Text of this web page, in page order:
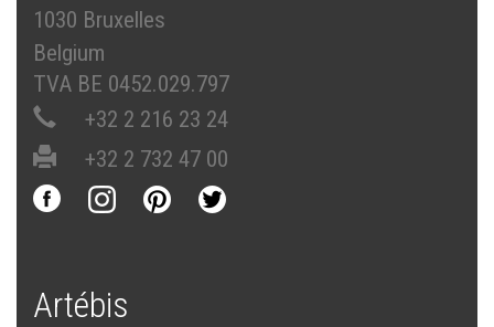
1030 Bruxelles
Belgium
TVA BE 0452.029.797
+32 2 216 23 24
+32 2 732 47 00
Artébis